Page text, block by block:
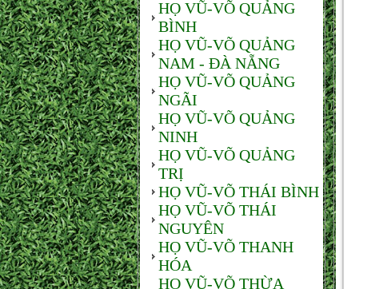
HỌ VŨ-VÕ QUẢNG
BÌNH
HỌ VŨ-VÕ QUẢNG
NAM - ĐÀ NẴNG
HỌ VŨ-VÕ QUẢNG
NGÃI
HỌ VŨ-VÕ QUẢNG
NINH
HỌ VŨ-VÕ QUẢNG
TRỊ
HỌ VŨ-VÕ THÁI BÌNH
HỌ VŨ-VÕ THÁI
NGUYÊN
HỌ VŨ-VÕ THANH
HÓA
HỌ VŨ-VÕ THỪA